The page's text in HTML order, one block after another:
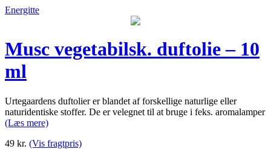
Energitte
Musc vegetabilsk. duftolie – 10
ml
Urtegaardens duftolier er blandet af forskellige naturlige eller
naturidentiske stoffer. De er velegnet til at bruge i feks. aromalamper
(Læs mere)
49 kr. (Vis fragtpris)